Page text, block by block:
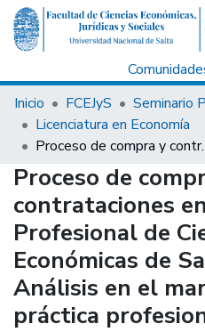
Inicio
FCEJyS
Licenciatura en Economía
Proceso de compra y contrataciones en
Proceso de
contrataciones
Profesional de
Económicas de
Análisis en el
práctica